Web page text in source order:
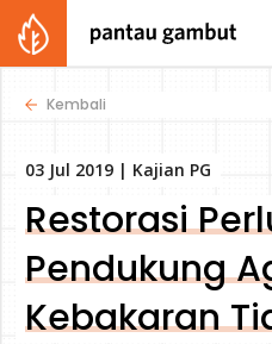
Kembali
03 Jul 2019 | Kajian PG
Restorasi
Pendukung
Kebakaran